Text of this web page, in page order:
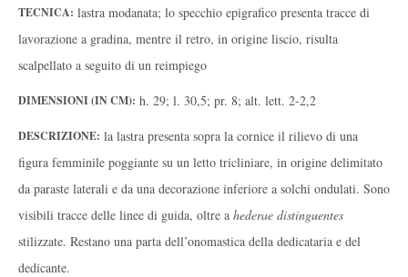
TECNICA: lastra modanata; lo specchio epigrafico presenta tracce di
lavorazione a gradina, mentre il retro, in origine liscio, risulta
scalpellato a seguito di un reimpiego
DIMENSIONI (IN CM): h. 29; l. 30,5; pr. 8; alt. lett. 2-2,2
DESCRIZIONE: la lastra presenta sopra la cornice il rilievo di una
figura femminile poggiante su un letto tricliniare, in origine delimitato
da paraste laterali e da una decorazione inferiore a solchi ondulati. Sono
visibili tracce delle linee di guida, oltre a hederae distinguentes
stilizzate. Restano una parta dell’onomastica della dedicataria e del
dedicante.